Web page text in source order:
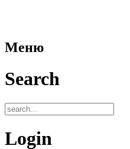
Меню
Search
Login